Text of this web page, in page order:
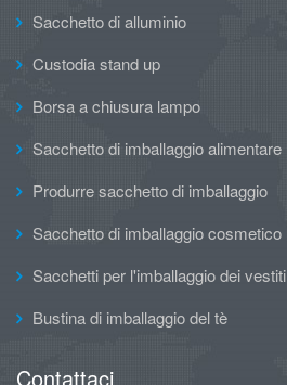
Sacchetto di alluminio
Custodia stand up
Borsa a chiusura lampo
Sacchetto di imballaggio alimentare
Produrre sacchetto di imballaggio
Sacchetto di imballaggio cosmetico
Sacchetti per l'imballaggio dei vestiti
Bustina di imballaggio del tè
Contattaci